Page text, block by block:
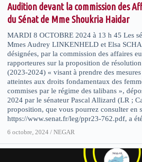
Audition devant la commission des
du Sénat de Mme Shoukria Haidar
MARDI 8 OCTOBRE 2024 à 13 h 45 Les
Mmes Audrey LINKENHELD et Elsa
désignées, par la commission des affaires
rapporteures sur la proposition de
(2023-2024) « visant à prendre des
atteintes aux droits fondamentaux des
commises par le régime des talibans »,
2024 par le sénateur Pascal Allizard (LR ;
proposition, que vous pourrez consulter en
https://www.senat.fr/leg/ppr23-762.pdf, a
6 octobre, 2024 / NEGAR